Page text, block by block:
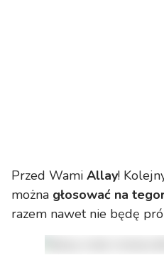
Przed Wami Allay!
można głosować na
razem nawet nie będę